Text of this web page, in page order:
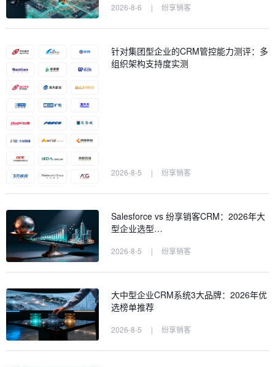
2026-8-6 | 纷享销客
针对集团型企业的CRM管控能力测评：多
组织架构支持度实测
2026-8-5 | 纷享销客
Salesforce vs 纷享销客CRM：2026年大
型企业选型…
2026-8-5 | 纷享销客
大中型企业CRM系统3大品牌：2026年优
选榜单推荐
2026-8-5 | 纷享销客